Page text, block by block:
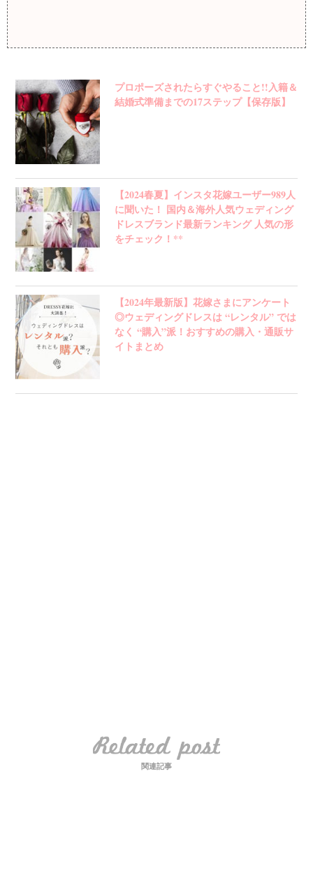
プロポーズされたらすぐやること!!入籍＆
結婚式準備までの17ステップ【保存版】
【2024春夏】インスタ花嫁ユーザー989人
に聞いた！ 国内＆海外人気ウェディング
ドレスブランド最新ランキング 人気の形
をチェック！**
【2024年最新版】花嫁さまにアンケート
◎ウェディングドレスは “レンタル” では
なく “購入”派！おすすめの購入・通販サ
イトまとめ
関連記事